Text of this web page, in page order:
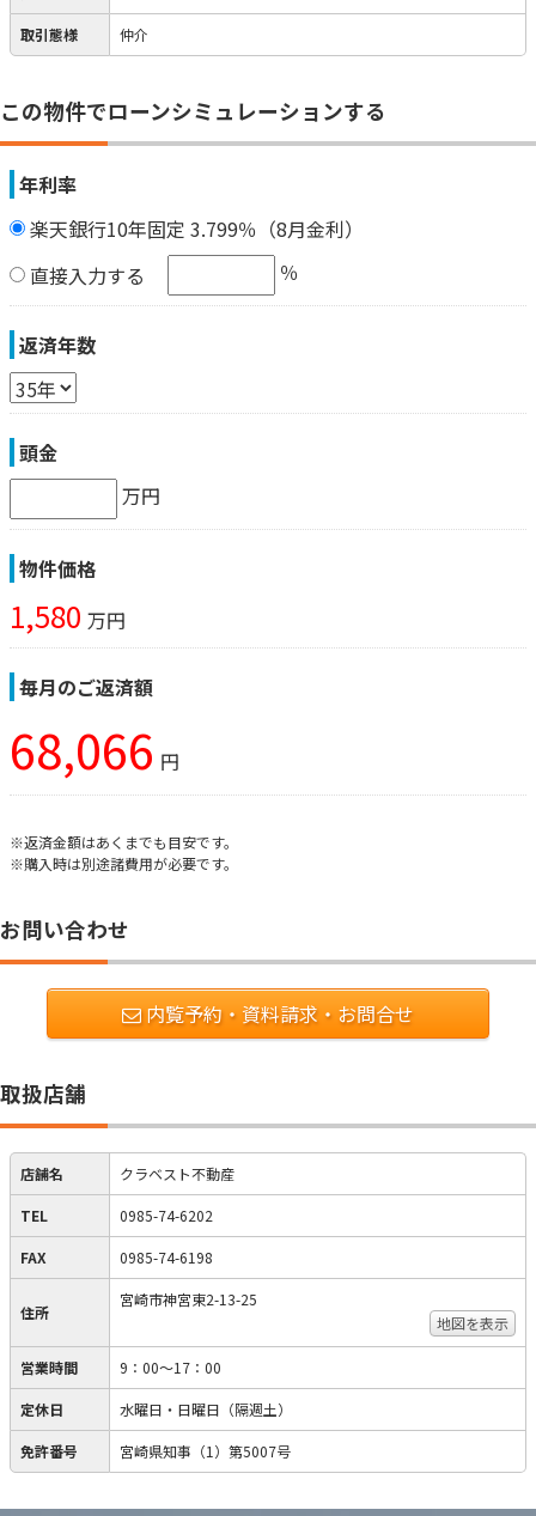
取引態様 仲介
この物件でローンシミュレーションする
年利率
楽天銀行10年固定 3.799％（8月金利）
直接入力する
％
返済年数
頭金
万円
物件価格
1,580 万円
毎月のご返済額
68,066 円
※返済金額はあくまでも目安です。
※購入時は別途諸費用が必要です。
お問い合わせ
内覧予約・資料請求・お問合せ
取扱店舗
店舗名 クラベスト不動産
TEL 0985-74-6202
FAX 0985-74-6198
住所
宮崎市神宮東2-13-25
地図を表示
営業時間 9：00～17：00
定休日 水曜日・日曜日（隔週土）
免許番号 宮崎県知事（1）第5007号